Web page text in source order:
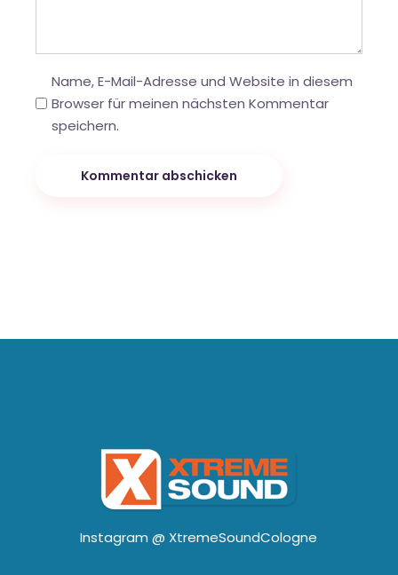
Name, E-Mail-Adresse und Website in diesem
Browser für meinen nächsten Kommentar
speichern.
Kommentar abschicken
Instagram @ XtremeSoundCologne